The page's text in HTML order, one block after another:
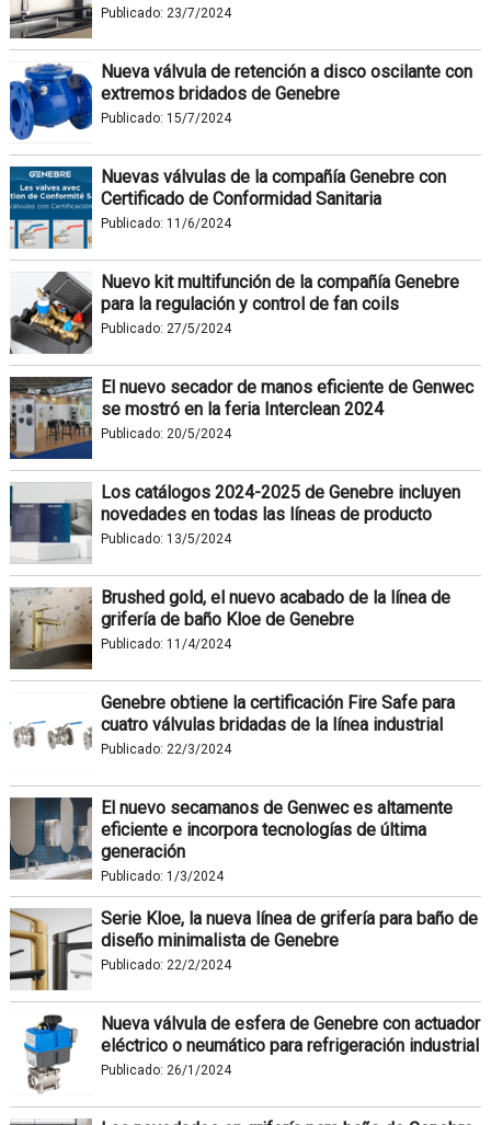
Publicado: 23/7/2024
Nueva válvula de retención a disco oscilante con
extremos bridados de Genebre
Publicado: 15/7/2024
Nuevas válvulas de la compañía Genebre con
Certificado de Conformidad Sanitaria
Publicado: 11/6/2024
Nuevo kit multifunción de la compañía Genebre
para la regulación y control de fan coils
Publicado: 27/5/2024
El nuevo secador de manos eficiente de Genwec
se mostró en la feria Interclean 2024
Publicado: 20/5/2024
Los catálogos 2024-2025 de Genebre incluyen
novedades en todas las líneas de producto
Publicado: 13/5/2024
Brushed gold, el nuevo acabado de la línea de
grifería de baño Kloe de Genebre
Publicado: 11/4/2024
Genebre obtiene la certificación Fire Safe para
cuatro válvulas bridadas de la línea industrial
Publicado: 22/3/2024
El nuevo secamanos de Genwec es altamente
eficiente e incorpora tecnologías de última
generación
Publicado: 1/3/2024
Serie Kloe, la nueva línea de grifería para baño de
diseño minimalista de Genebre
Publicado: 22/2/2024
Nueva válvula de esfera de Genebre con actuador
eléctrico o neumático para refrigeración industrial
Publicado: 26/1/2024